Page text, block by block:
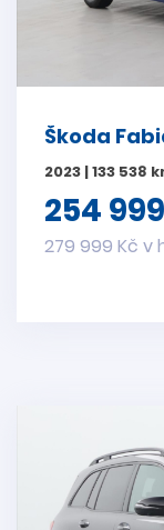
Škoda
2023 | 133 538
254
279 999 Kč v